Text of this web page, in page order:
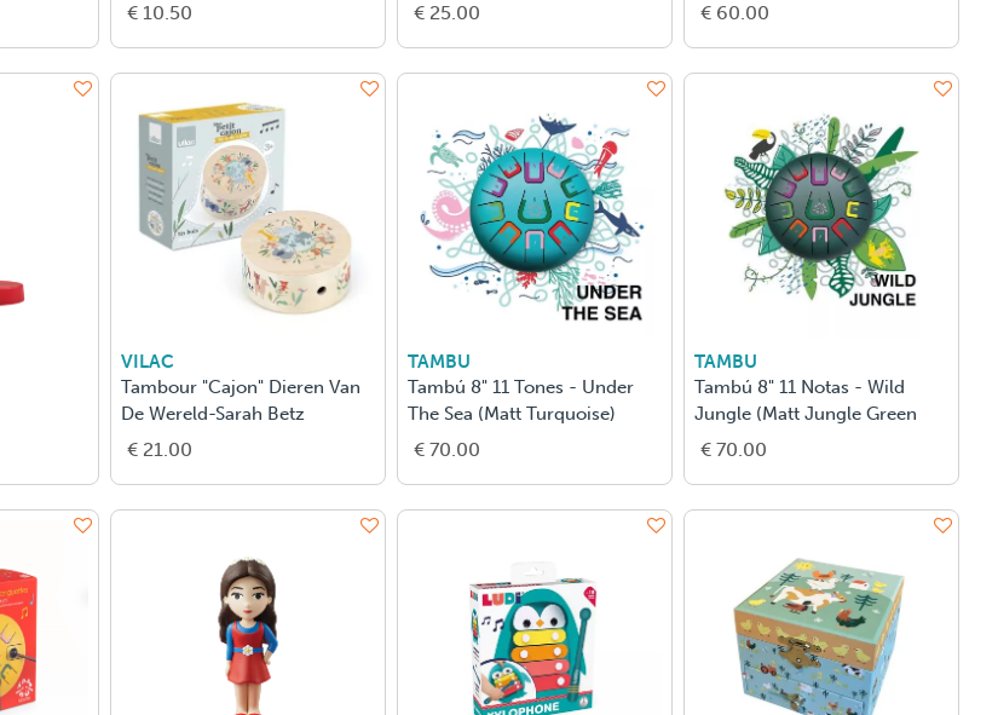
€ 10.50 € 25.00 € 60.00
VILAC
Tambour "Cajon" Dieren Van
De Wereld-Sarah Betz
€ 21.00
TAMBU
Tambú 8" 11 Tones - Under
The Sea (Matt Turquoise)
€ 70.00
TAMBU
Tambú 8" 11 Notas - Wild
Jungle (Matt Jungle Green
€ 70.00